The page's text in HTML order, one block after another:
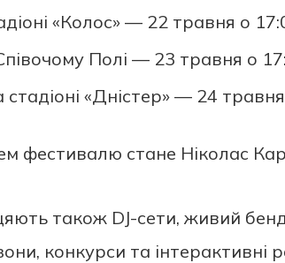
«Колос» — 22 травня о
Полі — 23 травня о
«Дністер» — 24
фестивалю стане Ніколас
також DJ-сети, живий
конкурси та інтерактивні